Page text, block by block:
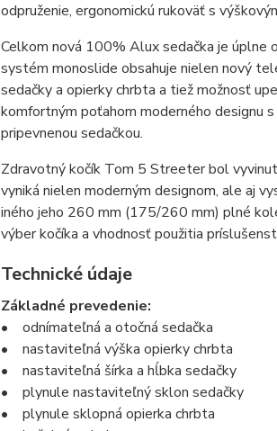
odpruženie, ergonomickú rukoväť s
Celkom nová 100% Alux sedačka je
systém monoslide obsahuje nielen nový
sedačky a opierky chrbta a tiež možnosť
komfortným poťahom moderného designu
pripevnenou sedačkou.
Zdravotný kočík Tom 5 Streeter bol
vyniká nielen moderným designom, ale aj
iného jeho 260 mm (175/260 mm) plné
výber kočíka a vhodnosť použitia
Technické údaje
Základné prevedenie:
• odnímateľná a otočná sedačka
• nastaviteľná výška opierky chrbta
• nastaviteľná šírka a hĺbka sedačky
• plynule nastaviteľný sklon sedačky
• plynule sklopná opierka chrbta